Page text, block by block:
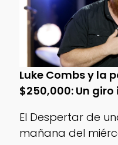
Luke Combs y la
$250,000: Un
El Despertar de
mañana del